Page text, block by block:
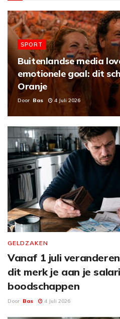
SPORT
Buitenlandse media
emotionele goal: dit
Oranje
Door Bas 4 Juli 2026
GELDZAKEN
Vanaf 1 juli
dit merk je aan je
boodschappen
Door Bas 4 Juli 2026